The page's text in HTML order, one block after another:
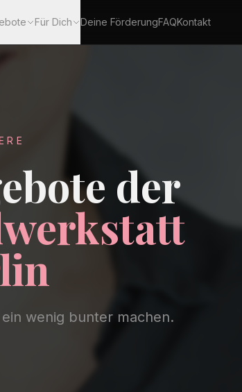
Für Dich Deine FörderungFAQKontakt
der
wenig bunter machen.